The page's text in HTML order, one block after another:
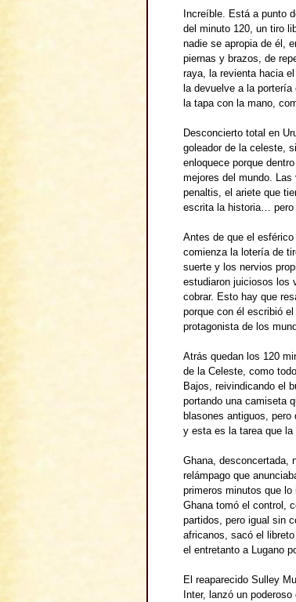
Increíble. Está a punto
del minuto 120, un tiro
nadie se apropia de él,
piernas y brazos, de
raya, la revienta hacia
la devuelve a la
la tapa con la mano,
Desconcierto total en
goleador de la celeste,
enloquece porque
mejores del mundo.
penaltis, el ariete que
escrita la historia… pero
Antes de que el
comienza la lotería de
suerte y los nervios
estudiaron juiciosos los
cobrar. Esto hay que
porque con él escribió
protagonista de los
Atrás quedan los 120
de la Celeste, como
Bajos, reivindicando el
portando una camiseta
blasones antiguos,
y esta es la tarea que
Ghana, desconcertada,
relámpago que
primeros minutos que
Ghana tomó el control,
partidos, pero igual sin
africanos, sacó el
el entretanto a Lugano
El reaparecido Sulley
Inter, lanzó un